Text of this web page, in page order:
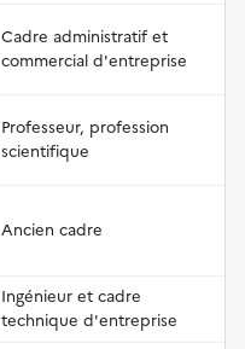
Cadre administratif et
commercial d'entreprise
Professeur, profession
scientifique
Ancien cadre
Ingénieur et cadre
technique d'entreprise